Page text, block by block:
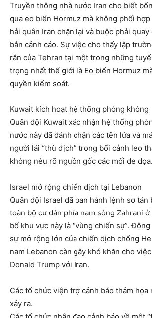
Truyền thông nhà nước Iran cho biết
qua eo biển Hormuz mà không phối
hải quân Iran chặn lại và buộc phải quay
bắn cảnh cáo. Sự việc cho thấy lập
rắn của Tehran tại một trong những
trọng nhất thế giới là Eo biển Hormuz
quyền kiểm soát.
Kuwait kích hoạt hệ thống phòng không
Quân đội Kuwait xác nhận hệ thống
nước này đã đánh chặn các tên lửa và
người lái “thù địch” trong bối cảnh leo
không nêu rõ nguồn gốc các mối đe dọa.
Israel mở rộng chiến dịch tại Lebanon
Quân đội Israel đã ban hành lệnh sơ tán
toàn bộ cư dân phía nam sông Zahrani
bố khu vực này là “vùng chiến sự”.
sự mở rộng lớn của chiến dịch chống
nam Lebanon càn gây khó khăn cho
Donald Trump với Iran.
Các tổ chức viện trợ cảnh báo thảm họa
xảy ra.